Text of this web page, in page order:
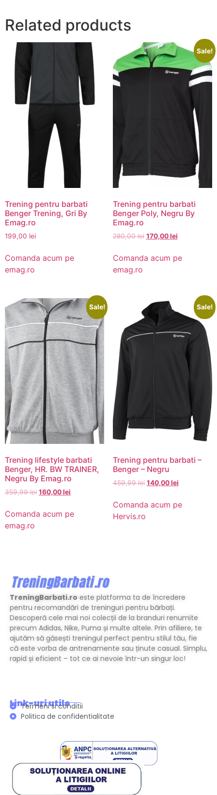
Related products
Trening pentru barbati
Benger Trening, Gri By
Emag.ro
199,00 lei
Comanda acum pe
emag.ro
Sale!
Trening pentru barbati
Benger Poly, Negru By
Emag.ro
280,00lei 170,00lei
Comanda acum pe
emag.ro
Sale!
Trening lifestyle barbati
Benger, HR. BW TRAINER,
Negru By Emag.ro
359,99lei 160,00lei
Comanda acum pe
emag.ro
Sale!
Trening pentru barbati –
Benger – Negru
459,99lei 140,00lei
Comanda acum pe
Hervis.ro
TreningBarbati.ro este platforma ta de încredere
pentru recomandări de treninguri pentru bărbați.
Descoperă cele mai noi colecții de la branduri renumite
precum Adidas, Nike, Puma și multe altele. Prin afiliere, te
ajutăm să găsești treningul perfect pentru stilul tău, fie
că este vorba de antrenamente sau ținute casual. Simplu,
rapid și eficient – tot ce ai nevoie într-un singur loc!
Link-uri utile
Termeni si conditii
Politica de confidentialitate